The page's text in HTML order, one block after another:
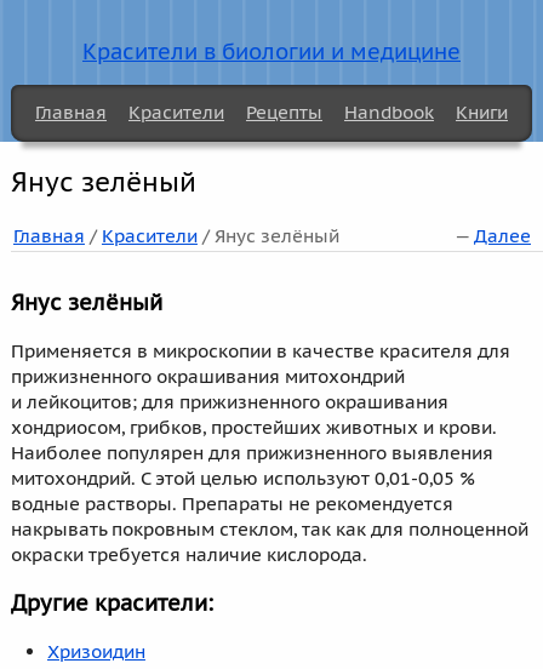
Красители в биологии и медицине
Главная Красители Рецепты Handbook Книги
Янус зелёный
Главная / — Далее
Красители/ Янус зелёный
Янус зелёный
Применяется в микроскопии в качестве красителя для
прижизненного окрашивания митохондрий
и лейкоцитов; для прижизненного окрашивания
хондриосом, грибков, простейших животных и крови.
Наиболее популярен для прижизненного выявления
митохондрий. С этой целью используют 0,01-0,05 %
водные растворы. Препараты не рекомендуется
накрывать покровным стеклом, так как для полноценной
окраски требуется наличие кислорода.
Другие красители:
Хризоидин